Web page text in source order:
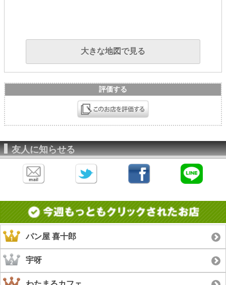
大きな地図で見る
評価する
友人に知らせる
パン屋 喜十郎
宇呀